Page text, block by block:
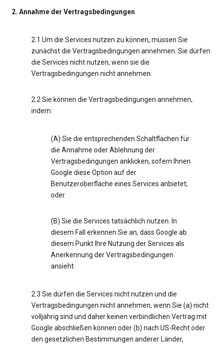
2. Annahme der Vertragsbedingungen
2.1 Um die Services nutzen zu können, müssen Sie
zunächst die Vertragsbedingungen annehmen. Sie dürfen
die Services nicht nutzen, wenn sie die
Vertragsbedingungen nicht annehmen.
2.2 Sie können die Vertragsbedingungen annehmen,
indem:
(A) Sie die entsprechenden Schaltflächen für
die Annahme oder Ablehnung der
Vertragsbedingungen anklicken, sofern Ihnen
Google diese Option auf der
Benutzeroberfläche eines Services anbietet;
oder
(B) Sie die Services tatsächlich nutzen. In
diesem Fall erkennen Sie an, dass Google ab
diesem Punkt Ihre Nutzung der Services als
Anerkennung der Vertragsbedingungen
ansieht.
2.3 Sie dürfen die Services nicht nutzen und die
Vertragsbedingungen nicht annehmen, wenn Sie (a) nicht
volljährig sind und daher keinen verbindlichen Vertrag mit
Google abschließen können oder (b) nach US-Recht oder
den gesetzlichen Bestimmungen anderer Länder,